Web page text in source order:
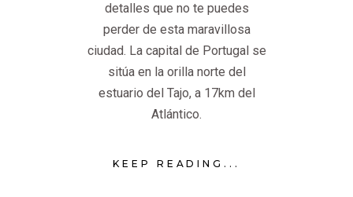
detalles que no te puedes
perder de esta maravillosa
ciudad. La capital de Portugal se
sitúa en la orilla norte del
estuario del Tajo, a 17km del
Atlántico.
KEEP READING...